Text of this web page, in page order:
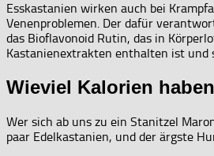
Esskastanien wirken auch bei
Venenproblemen. Der dafür
das Bioflavonoid Rutin, das in
Kastanienextrakten enthalten ist und
Wieviel Kalorien
Wer sich ab uns zu ein Stanitzel
paar Edelkastanien, und der ärgste